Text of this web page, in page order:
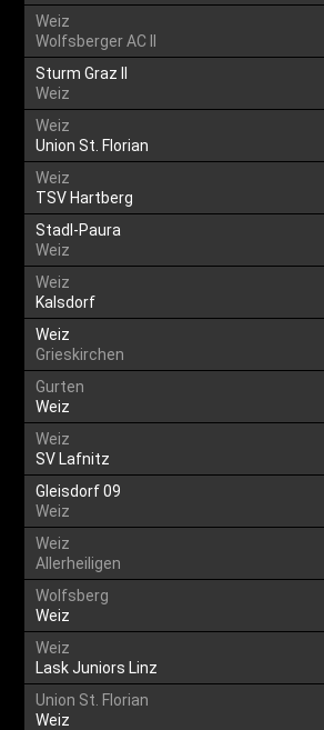
Weiz
Wolfsberger AC II
Sturm Graz II
Weiz
Weiz
Union St. Florian
Weiz
TSV Hartberg
Stadl-Paura
Weiz
Weiz
Kalsdorf
Weiz
Grieskirchen
Gurten
Weiz
Weiz
SV Lafnitz
Gleisdorf 09
Weiz
Weiz
Allerheiligen
Wolfsberg
Weiz
Weiz
Lask Juniors Linz
Union St. Florian
Weiz